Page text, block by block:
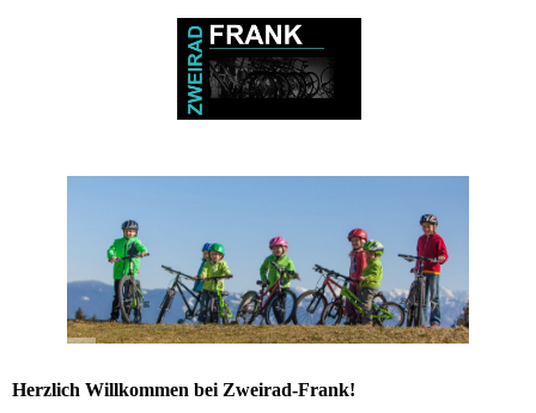
Herzlich Willkommen bei Zweirad-Frank!